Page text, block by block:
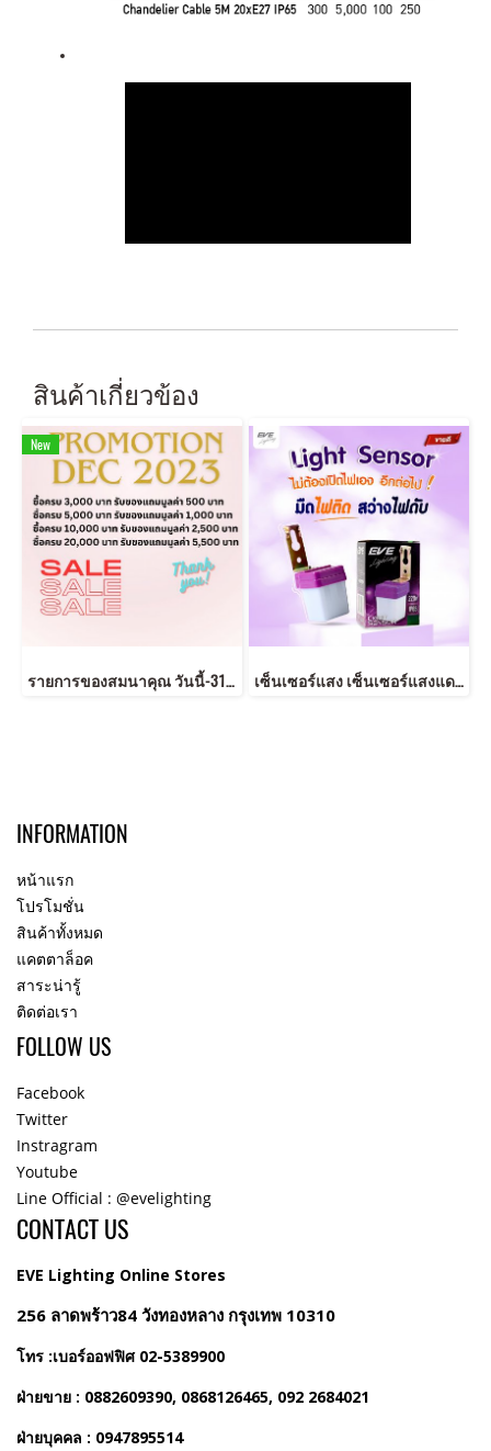
สินค้าเกี่ยวข้อง
New
รายการของสมนาคุณ วันนี้-31 ธันวาคม 2566 เซ็นเซอร์แสง เซ็นเซอร์แสงแดด ใช้กับหลอดไฟ หลอดไฟเปิด ปิด อัตโนมัติ
INFORMATION
หน้าแรก
โปรโมชั่น
สินค้าทั้งหมด
แคตตาล็อค
สาระน่ารู้
ติดต่อเรา
FOLLOW US
Facebook
Twitter
Instragram
Youtube
Line Official : @evelighting
CONTACT US
EVE Lighting Online Stores
256 ลาดพร้าว84 วังทองหลาง กรุงเทพ 10310
โทร :เบอร์ออฟฟิศ 02-5389900
ฝ่ายขาย : 0882609390, 0868126465, 092 2684021
ฝ่ายบุคคล : 0947895514